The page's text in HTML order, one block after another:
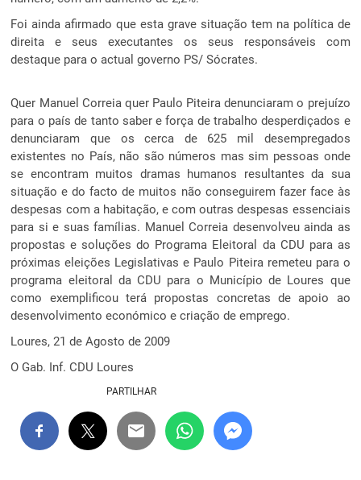
Foi ainda afirmado que esta grave situação tem na política de
direita e seus executantes os seus responsáveis com
destaque para o actual governo PS/ Sócrates.
Quer Manuel Correia quer Paulo Piteira denunciaram o prejuízo
para o país de tanto saber e força de trabalho desperdiçados e
denunciaram que os cerca de 625 mil desempregados
existentes no País, não são números mas sim pessoas onde
se encontram muitos dramas humanos resultantes da sua
situação e do facto de muitos não conseguirem fazer face às
despesas com a habitação, e com outras despesas essenciais
para si e suas famílias. Manuel Correia desenvolveu ainda as
propostas e soluções do Programa Eleitoral da CDU para as
próximas eleições Legislativas e Paulo Piteira remeteu para o
programa eleitoral da CDU para o Município de Loures que
como exemplificou terá propostas concretas de apoio ao
desenvolvimento económico e criação de emprego.
Loures, 21 de Agosto de 2009
O Gab. Inf. CDU Loures
PARTILHAR